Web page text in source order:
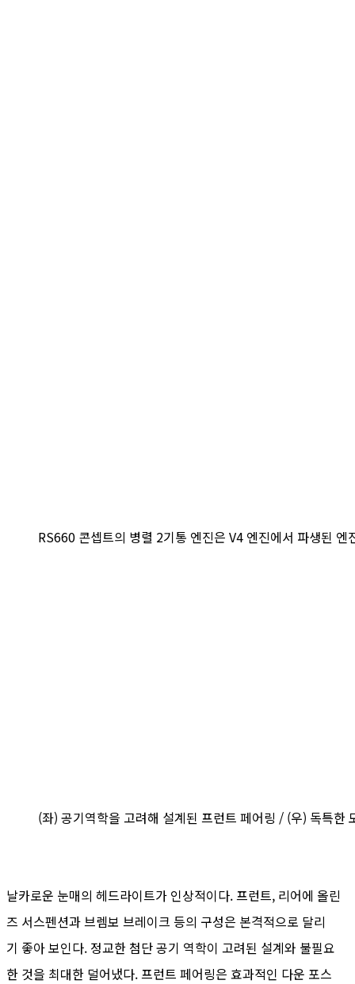
RS660 콘셉트의 병렬 2기통 엔진은 V4 엔진에서 파생된 엔
(좌) 공기역학을 고려해 설계된 프런트 페어링 / (우) 독특한
날카로운 눈매의 헤드라이트가 인상적이다. 프런트, 리어에 올린
즈 서스펜션과 브렘보 브레이크 등의 구성은 본격적으로 달리
기 좋아 보인다. 정교한 첨단 공기 역학이 고려된 설계와 불필요
한 것을 최대한 덜어냈다. 프런트 페어링은 효과적인 다운 포스